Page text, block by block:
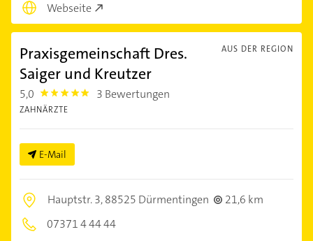
Webseite
AUS DER REGION
Praxisgemeinschaft Dres.
Saiger und Kreutzer
5,0 5.0 3 Bewertungen
ZAHNÄRZTE
E-Mail
Hauptstr. 3,88525 Dürmentingen
21,6 km
07371 4 44 44